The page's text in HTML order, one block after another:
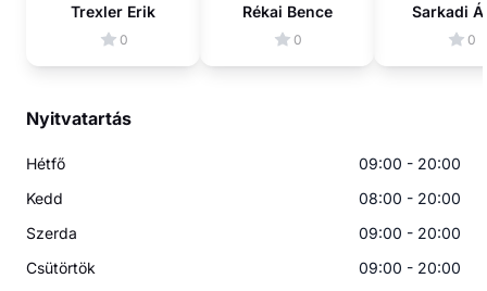
Trexler Erik
0
Rékai Bence
0
Sarkadi
0
Nyitvatartás
Hétfő
09:00 - 20:00
Kedd
08:00 - 20:00
Szerda
09:00 - 20:00
Csütörtök
09:00 - 20:00